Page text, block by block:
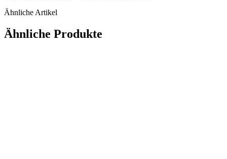
Ähnliche Artikel
Ähnliche Produkte